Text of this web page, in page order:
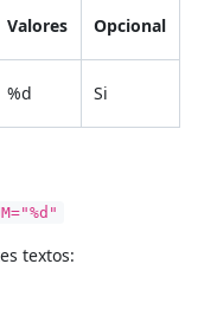
Valores Opcional
%d Si
textos: